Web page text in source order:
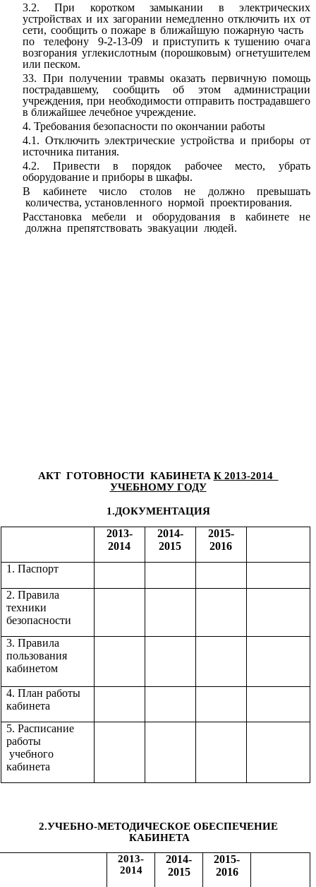
3.2. При коротком замыкании в электрических
устройствах и их загорании немедленно отключить их от
сети, сообщить о пожаре в ближайшую пожарную часть
по телефону 9-2-13-09 и приступить к тушению очага
возгорания углекислотным (порошковым) огнетушителем
или песком.
33. При получении травмы оказать первичную помощь
пострадавшему, сообщить об этом администрации
учреждения, при необходимости отправить пострадавшего
в ближайшее лечебное учреждение.
4. Требования безопасности по окончании работы
4.1. Отключить электрические устройства и приборы от
источника питания.
4.2. Привести в порядок рабочее место, убрать
оборудование и приборы в шкафы.
В кабинете число столов не должно превышать
количества, установленного нормой проектирования.
Расстановка мебели и оборудования в кабинете не
должна препятствовать эвакуации людей.
АКТ ГОТОВНОСТИ КАБИНЕТА К 2013-2014
УЧЕБНОМУ ГОДУ
1.ДОКУМЕНТАЦИЯ
2013-
2014
2014-
2015
2015-
2016
1. Паспорт
2. Правила
техники
безопасности
3. Правила
пользования
кабинетом
4. План работы
кабинета
5. Расписание
работы
учебного
кабинета
2.УЧЕБНО-МЕТОДИЧЕСКОЕ ОБЕСПЕЧЕНИЕ
КАБИНЕТА
2013-
2014
2014-
2015
2015-
2016